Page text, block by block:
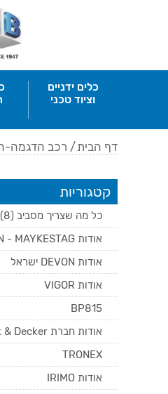
כלים ידניים
וציוד טכני
דף הבית/ רכב הדגמה-
קטגוריות
כל מה שצריך מסביב (8)
אודות ALPEN - MAYKESTAG
אודות DEVON ישראל
אודות VIGOR
BP815
אודות חברת Black & Decker
TRONEX
אודות IRIMO